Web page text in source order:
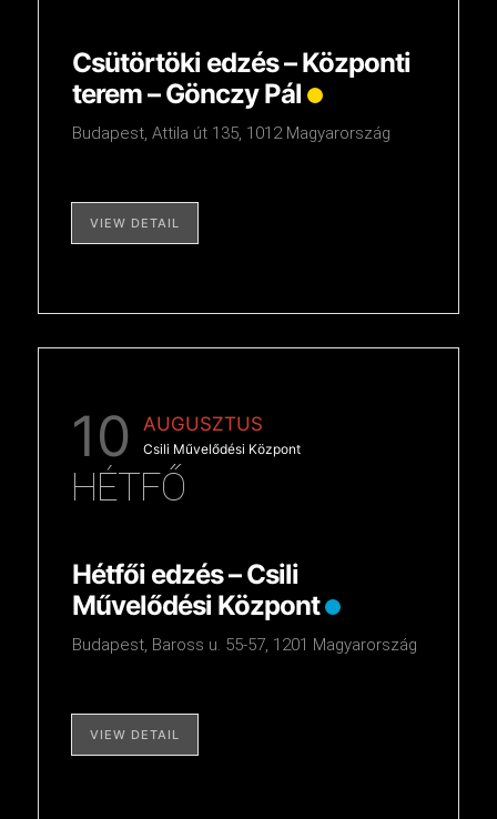
Csütörtöki edzés – Központi
terem – Gönczy Pál
Budapest, Attila út 135, 1012 Magyarország
VIEW DETAIL
10 AUGUSZTUS
Csili Művelődési Központ
HÉTFŐ
Hétfői edzés – Csili
Művelődési Központ
Budapest, Baross u. 55-57, 1201 Magyarország
VIEW DETAIL